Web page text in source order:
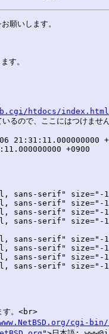
願いします。
す。
htdocs/
ので、ここにはつけませ
serif" size="-
serif" size="-
serif" size="-
serif" size="-
serif" size="-
serif" size="-
serif" size="-
serif" size="-
す。<br>
cgi-